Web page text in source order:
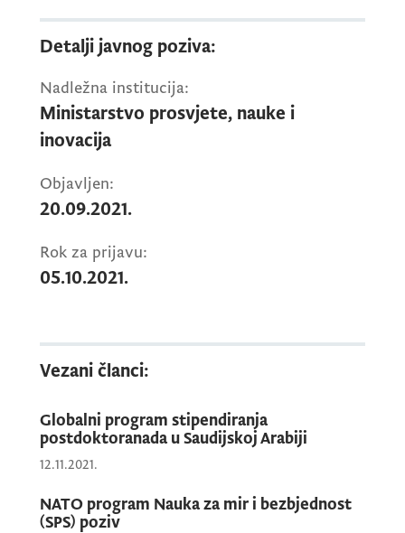
Detalji javnog poziva:
Nadležna institucija:
Ministarstvo prosvjete, nauke i
inovacija
Objavljen:
20.09.2021.
Rok za prijavu:
05.10.2021.
Vezani članci:
Globalni program stipendiranja
postdoktoranada u Saudijskoj Arabiji
12.11.2021.
NATO program Nauka za mir i bezbjednost
(SPS) poziv